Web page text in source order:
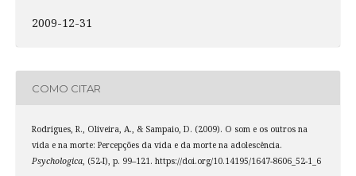
2009-12-31
COMO CITAR
Rodrigues, R., Oliveira, A., & Sampaio, D. (2009). O som e os outros na
vida e na morte: Percepções da vida e da morte na adolescência.
Psychologica, (52-I), p. 99–121. https://doi.org/10.14195/1647-8606_52-1_6